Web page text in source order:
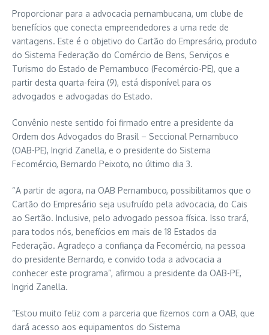
Proporcionar para a advocacia pernambucana, um clube de
benefícios que conecta empreendedores a uma rede de
vantagens. Este é o objetivo do Cartão do Empresário, produto
do Sistema Federação do Comércio de Bens, Serviços e
Turismo do Estado de Pernambuco (Fecomércio-PE), que a
partir desta quarta-feira (9), está disponível para os
advogados e advogadas do Estado.
Convênio neste sentido foi firmado entre a presidente da
Ordem dos Advogados do Brasil – Seccional Pernambuco
(OAB-PE), Ingrid Zanella, e o presidente do Sistema
Fecomércio, Bernardo Peixoto, no último dia 3.
“A partir de agora, na OAB Pernambuco, possibilitamos que o
Cartão do Empresário seja usufruído pela advocacia, do Cais
ao Sertão. Inclusive, pelo advogado pessoa física. Isso trará,
para todos nós, benefícios em mais de 18 Estados da
Federação. Agradeço a confiança da Fecomércio, na pessoa
do presidente Bernardo, e convido toda a advocacia a
conhecer este programa”, afirmou a presidente da OAB-PE,
Ingrid Zanella.
“Estou muito feliz com a parceria que fizemos com a OAB, que
dará acesso aos equipamentos do Sistema